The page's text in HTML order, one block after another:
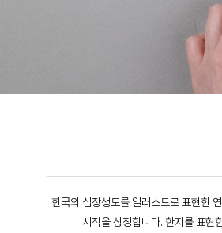
한국의 십장생도를 일러스트로 표현한
시작을 상징합니다. 한지를 표현